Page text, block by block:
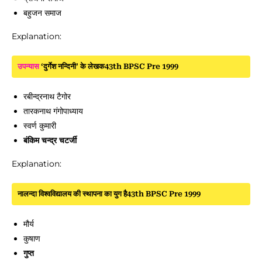
बहुजन समाज
Explanation:
उपन्यास‘दुर्गेश नन्दिनी’ के लेखक43th BPSC Pre 1999
रबीन्द्रनाथ टैगोर
तारकनाथ गंगोपाध्याय
स्वर्ण कुमारी
बंकिम चन्द्र चटर्जी
Explanation:
नालन्दा विश्वविद्यालय की स्थापना का युग है43th BPSC Pre 1999
मौर्य
कुषाण
गुप्त